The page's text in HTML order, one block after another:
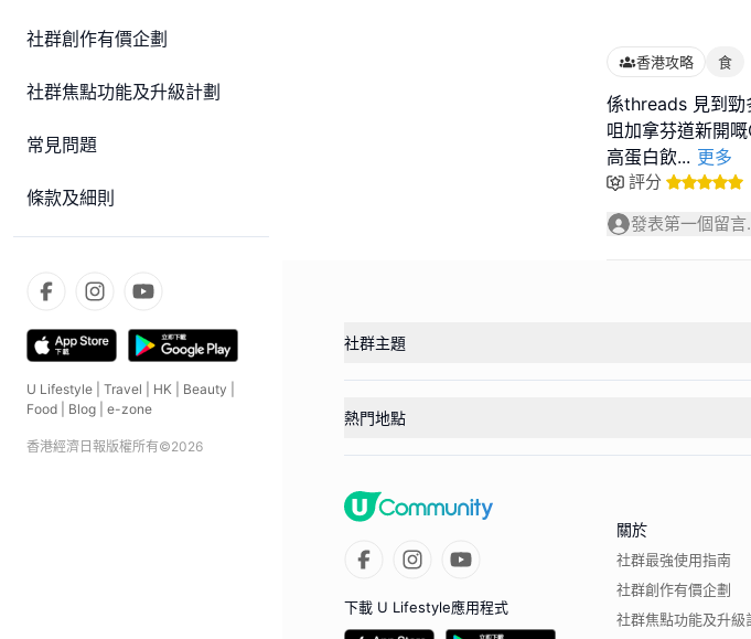
社群創作有價企劃
社群焦點功能及升級計劃
常見問題
條款及細則
U Lifestyle Travel HK Beauty
Food
Blog e-zone
香港經濟日報版權所有©2026
香港攻略 食
係threads 見到
咀加拿芬道新開
高蛋白飲... 更多
評分
發表第一個留言
社群主題
熱門地點
下載 U Lifestyle應用程式
關於
社群最強使用指南
社群創作有價企劃
社群焦點功能及升級